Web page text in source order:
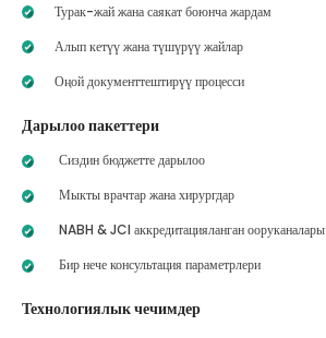
Турак-жай жана саякат боюнча жардам
Алып кетүү жана түшүрүү жайлар
Оңой документтештирүү процесси
Дарылоо пакеттери
Сиздин бюджетте дарылоо
Мыкты врачтар жана хирургдар
NABH & JCI аккредитацияланган ооруканалары
Бир нече консультация параметрлери
Технологиялык чечимдер